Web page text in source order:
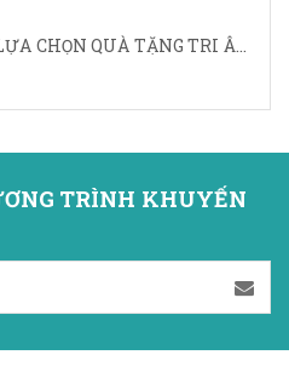
TIÊU CHÍ KHI LỰA CHỌN QUÀ TẶNG TRI ÂN KHÁCH HÀNG
TRÌNH KHUYẾN